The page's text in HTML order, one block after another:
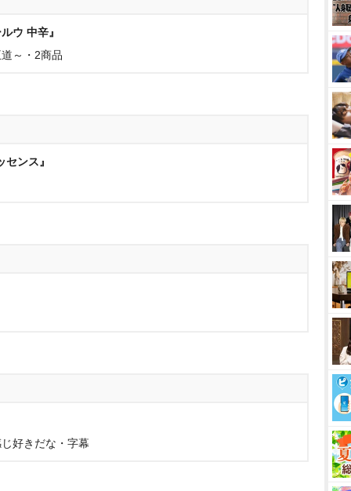
ウ 中辛』
～・2商品
ンス』
好きだな・字幕